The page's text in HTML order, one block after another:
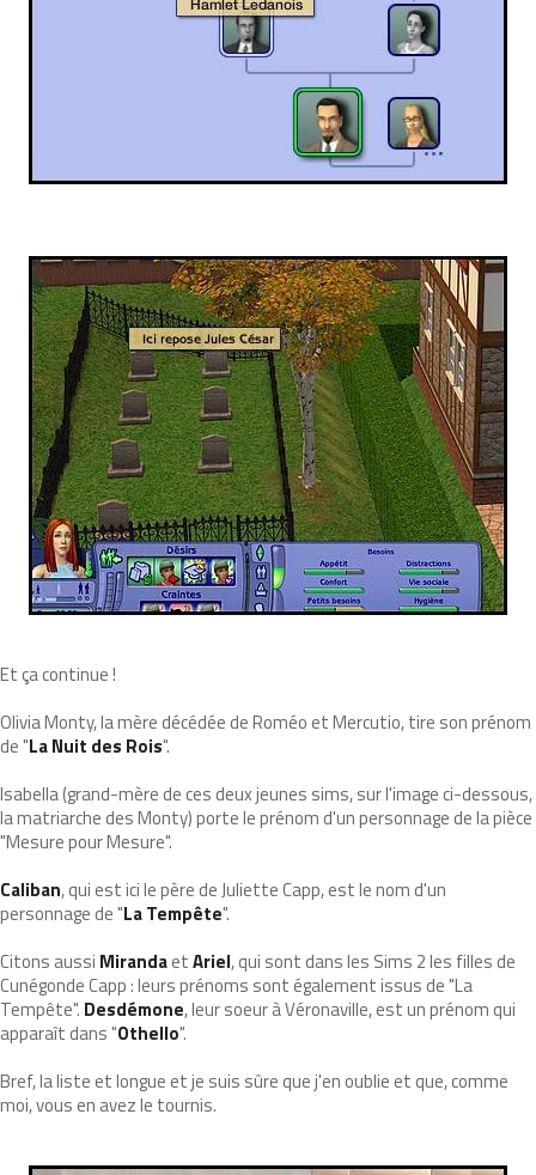
Et ça continue !
Olivia Monty, la mère décédée de Roméo et Mercutio, tire son prénom
de "La Nuit des Rois".
Isabella (grand-mère de ces deux jeunes sims, sur l'image ci-dessous,
la matriarche des Monty) porte le prénom d'un personnage de la pièce
"Mesure pour Mesure".
Caliban, qui est ici le père de Juliette Capp, est le nom d'un
personnage de "La Tempête".
Citons aussi MirandaetAriel, qui sont dans les Sims 2 les filles de
Cunégonde Capp : leurs prénoms sont également issus de "La
Tempête". Desdémone, leur soeur à Véronaville, est un prénom qui
apparaît dans "Othello".
Bref, la liste et longue et je suis sûre que j'en oublie et que, comme
moi, vous en avez le tournis.